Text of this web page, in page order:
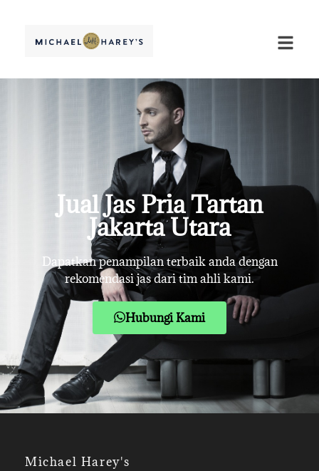
Jual Jas Pria Tartan
Jakarta Utara
Dapatkan penampilan terbaik anda dengan
rekomendasi jas dari tim ahli kami.
Hubungi Kami
Michael Harey's